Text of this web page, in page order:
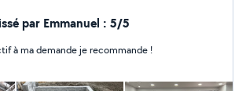
maçonnerie , je gère aussi
je touche vraiment à tout je
pour plus de renseignements
par Emmanuel : 5/5
à ma demande je recommande !